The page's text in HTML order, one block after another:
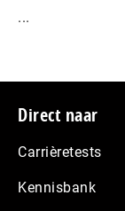
...
Footer
Direct naar
Carrièretests
Kennisbank